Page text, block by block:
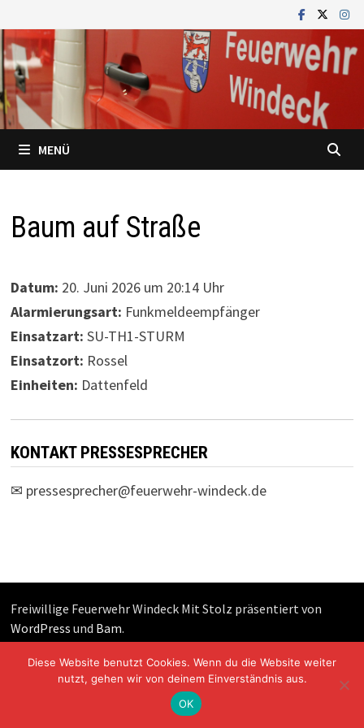
Inhalt
springen
MENÜ
Baum auf Straße
Datum: 20. Juni 2026 um 20:14 Uhr
Alarmierungsart: Funkmeldeempfänger
Einsatzart: SU-TH1-STURM
Einsatzort: Rossel
Einheiten: Dattenfeld
KONTAKT PRESSESPRECHER
✉ pressesprecher@feuerwehr-windeck.de
Freiwillige Feuerwehr Windeck Mit Stolz präsentiert von
WordPress und Bam.
Diese Website benutzt Cookies. Wenn du die Website weiter
nutzt, gehen wir von deinem Einverständnis aus.
OK